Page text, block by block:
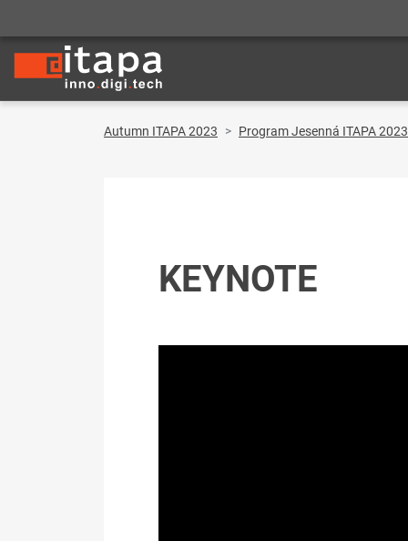
Autumn ITAPA 2023 Program Jesenná ITAPA 2023
KEYNOTE